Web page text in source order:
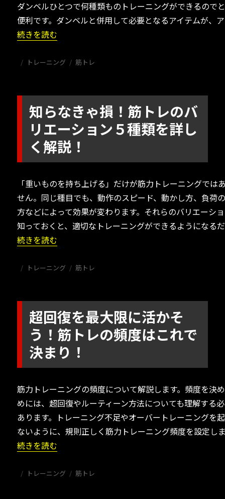
ダンベルひとつで何種類ものトレーニングができるので
便利です。ダンベルと併用して必要となるアイテムが、
“【まとめ】ダンベルトレーニング一覧を部位別に紹介！
続きを読む
投 カ
ー
トレーニング
タ
筋トレ
知らなきゃ損！筋トレのバ
リエーション５種類を詳し
く解説！
「重いものを持ち上げる」だけが筋力トレーニングでは
せん。同じ種目でも、動作のスピード、動かし方、負荷
方などによって効果が変わります。それらのバリエーシ
知っておくと、適切なトレーニングができるようになる
“知らなきゃ損！筋トレのバリエーション５種類を詳しく
続きを読む
投 カ
リ
ー
トレーニング
タ
筋トレ
超回復を最大限に活かそ
う！筋トレの頻度はこれで
決まり！
筋力トレーニングの頻度について解説します。頻度を決
めには、超回復やルーティーン方法についても理解する
あります。トレーニング不足やオーバートレーニングを
ないように、規則正しく筋力トレーニング頻度を設定し
“超回復を最大限に活かそう！筋トレの頻度はこれで決ま
続きを読む
投 カ
トレーニング
タ
筋トレ